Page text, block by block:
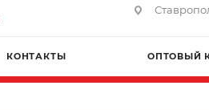
КОНТАКТЫ ОПТОВЫЙ